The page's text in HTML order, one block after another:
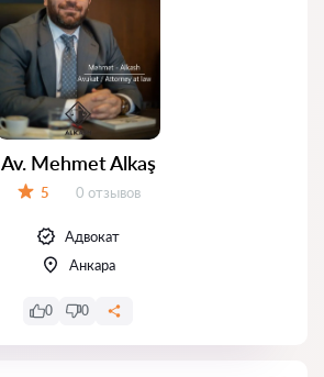
Av. Mehmet Alkaş
5 Отзывов:
0 отзывов
Адвокат
Анкара
0 0